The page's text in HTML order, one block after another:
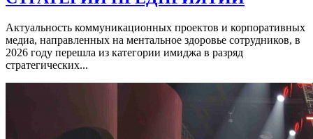
Актуальность коммуникационных проектов и корпоративных
медиа, направленных на ментальное здоровье сотрудников, в
2026 году перешла из категории имиджа в разряд
стратегических...